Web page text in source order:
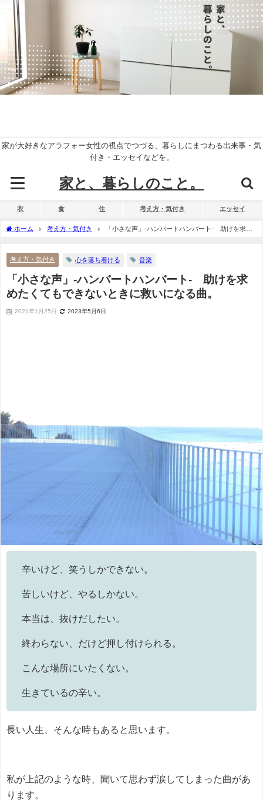
家が大好きなアラフォー女性の視点でつづる、暮らしにまつわる出来事・気
付き・エッセイなどを。
家と、暮らしのこと。
衣 食 住 考え方・気付き エッセイ
ホーム 考え方・気付き
「小さな声」-ハンバートハンバート- 助けを求め
考え方・気付き 心を落ち着ける 音楽
「小さな声」-ハンバートハンバート- 助けを求
めたくてもできないときに救いになる曲。
2021年1月25日 2023年5月6日
辛いけど、笑うしかできない。
苦しいけど、やるしかない。
本当は、抜けだしたい。
終わらない、だけど押し付けられる。
こんな場所にいたくない。
生きているの辛い。
長い人生、そんな時もあると思います。
私が上記のような時、聞いて思わず涙してしまった曲があ
ります。